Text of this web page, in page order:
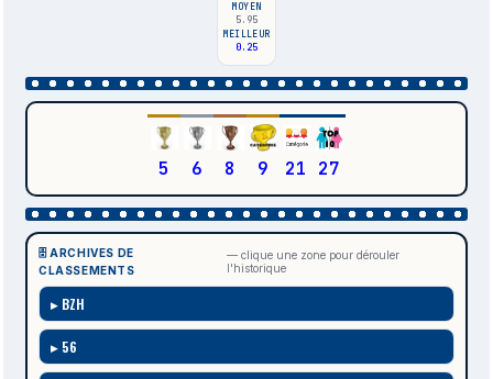
MOYEN
5.95
MEILLEUR
0.25
5 6 8 9 21 27
🗄️ ARCHIVES DE
CLASSEMENTS
— clique une zone pour dérouler
l'historique
BZH
56